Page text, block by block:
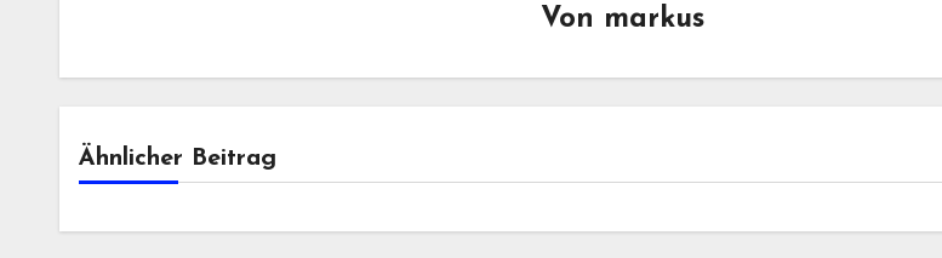
Von markus
Ähnlicher Beitrag